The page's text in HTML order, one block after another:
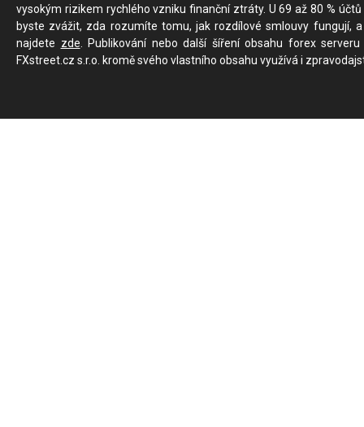
vysokým rizikem rychlého vzniku finanční ztráty. U 69 až 80 %
byste zvážit, zda rozumíte tomu, jak rozdílové smlouvy fungují,
najdete zde. Publikování nebo další šíření obsahu forex
FXstreet.cz s.r.o. kromě svého vlastního obsahu využívá i